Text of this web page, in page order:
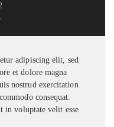
adipiscing elit, sed
et dolore magna
nostrud exercitation
consequat.
in voluptate velit esse